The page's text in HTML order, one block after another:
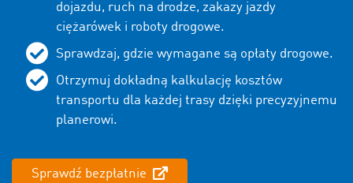
dojazdu, ruch na drodze, zakazy jazdy
ciężarówek i roboty drogowe.
Sprawdzaj, gdzie wymagane są opłaty drogowe.
Otrzymuj dokładną kalkulację kosztów
transportu dla każdej trasy dzięki precyzyjnemu
planerowi.
Sprawdź bezpłatnie